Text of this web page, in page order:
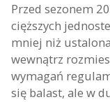
Przed sezonem
cięższych
mniej niż
wewnątrz
wymagań
się balast, ale w